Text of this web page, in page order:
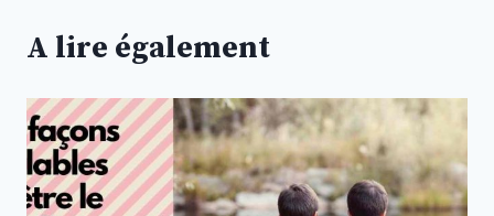
A lire également